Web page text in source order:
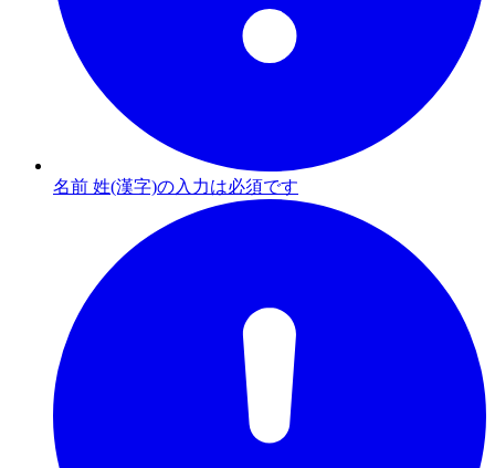
名前 姓(漢字)の入力は必須です